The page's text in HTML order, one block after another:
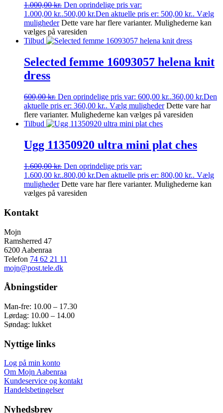
1.000,00kr. Den oprindelige pris var:
1.000,00 kr..500,00 kr.Den aktuelle pris er: 500,00 kr.. Vælg
muligheder Dette vare har flere varianter. Mulighederne kan
vælges på varesiden
Tilbud
Selected femme 16093057 helena knit
dress
600,00kr. Den oprindelige pris var: 600,00 kr..360,00 kr.Den
aktuelle pris er: 360,00 kr.. Vælg muligheder Dette vare har
flere varianter. Mulighederne kan vælges på varesiden
Tilbud
Ugg 11350920 ultra mini plat ches
1.600,00kr. Den oprindelige pris var:
1.600,00 kr..800,00 kr.Den aktuelle pris er: 800,00 kr.. Vælg
muligheder Dette vare har flere varianter. Mulighederne kan
vælges på varesiden
Kontakt
Mojn
Ramsherred 47
6200 Aabenraa
Telefon 74 62 21 11
mojn@post.tele.dk
Åbningstider
Man-fre: 10.00 – 17.30
Lørdag: 10.00 – 14.00
Søndag: lukket
Nyttige links
Log på min konto
Om Mojn Aabenraa
Kundeservice og kontakt
Handelsbetingelser
Nyhedsbrev